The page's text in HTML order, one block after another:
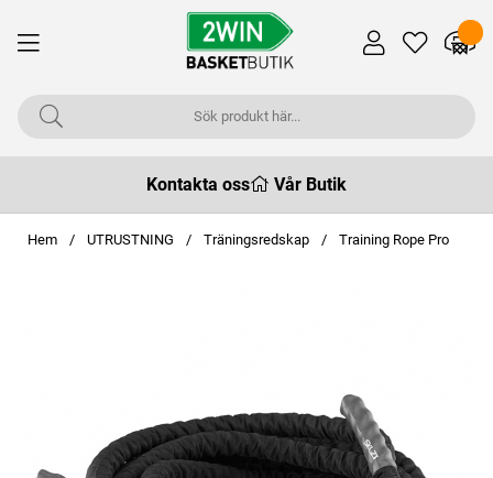
Kontakta oss Vår Butik
Hem UTRUSTNING Träningsredskap Training Rope Pro